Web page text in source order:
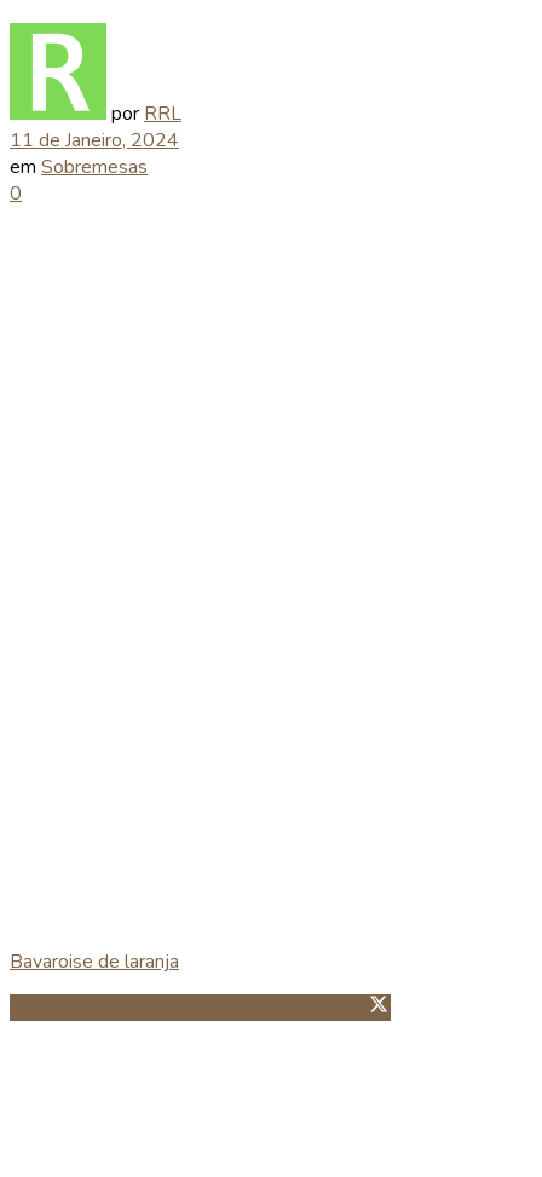
por RRL
11 de Janeiro, 2024
em Sobremesas
0
Bavaroise de laranja
Guardar no Pinterest